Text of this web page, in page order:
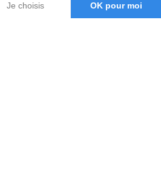
Je choisis OK pour moi